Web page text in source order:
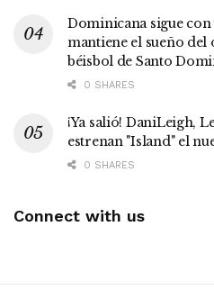
Dominicana sigue
mantiene el sueño del
béisbol de Santo
0 SHARES
¡Ya salió! DaniLeigh,
estrenan "Island" el
0 SHARES
Connect with us